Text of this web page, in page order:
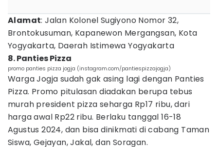
Alamat: Jalan Kolonel Sugiyono Nomor 32,
Brontokusuman, Kapanewon Mergangsan, Kota
Yogyakarta, Daerah Istimewa Yogyakarta
8. Panties Pizza
promo panties pizza jogja (instagram.com/pantiespizzajogja)
Warga Jogja sudah gak asing lagi dengan Panties
Pizza. Promo pitulasan diadakan berupa tebus
murah president pizza seharga Rp17 ribu, dari
harga awal Rp22 ribu. Berlaku tanggal 16-18
Agustus 2024, dan bisa dinikmati di cabang Taman
Siswa, Gejayan, Jakal, dan Soragan.